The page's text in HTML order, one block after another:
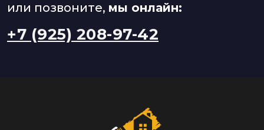
или позвоните, мы онлайн:
+7 (925) 208-97-42